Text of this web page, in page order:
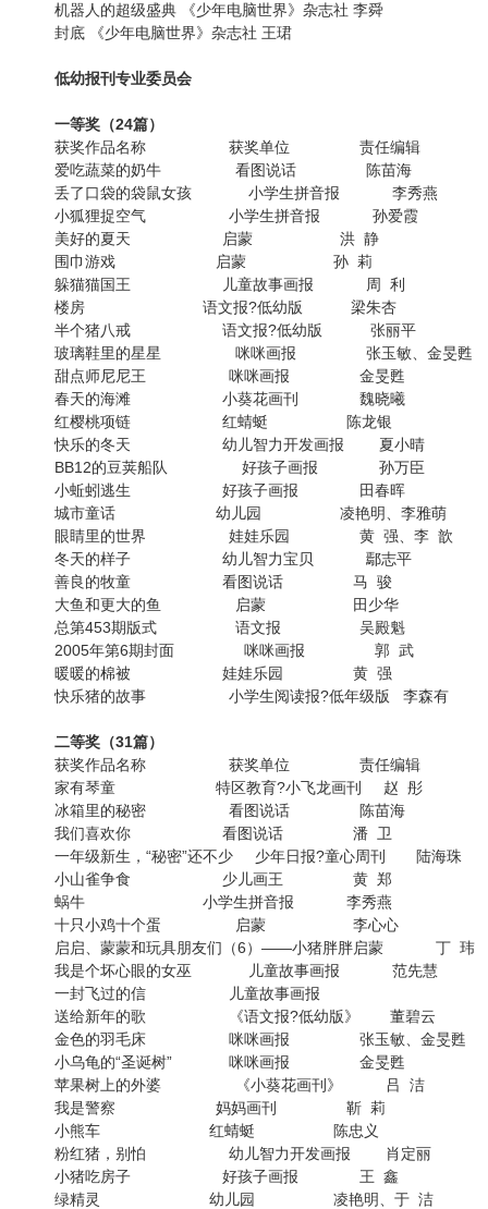
机器人的超级盛典 《少年电脑世界》杂志社 李舜
封底 《少年电脑世界》杂志社 王珺
低幼报刊专业委员会
一等奖（24篇）
获奖作品名称 获奖单位 责任编辑
爱吃蔬菜的奶牛 看图说话 陈苗海
丢了口袋的袋鼠女孩 小学生拼音报 李秀燕
小狐狸捉空气 小学生拼音报 孙爱霞
美好的夏天 启蒙 洪 静
围巾游戏 启蒙 孙 莉
躲猫猫国王 儿童故事画报 周 利
楼房 语文报?低幼版 梁朱杏
半个猪八戒 语文报?低幼版 张丽平
玻璃鞋里的星星 咪咪画报 张玉敏、金旻甦
甜点师尼尼王 咪咪画报 金旻甦
春天的海滩 小葵花画刊 魏晓曦
红樱桃项链 红蜻蜓 陈龙银
快乐的冬天 幼儿智力开发画报 夏小晴
BB12的豆荚船队 好孩子画报 孙万臣
小蚯蚓逃生 好孩子画报 田春晖
城市童话 幼儿园 凌艳明、李雅萌
眼睛里的世界 娃娃乐园 黄 强、李 歆
冬天的样子 幼儿智力宝贝 鄢志平
善良的牧童 看图说话 马 骏
大鱼和更大的鱼 启蒙 田少华
总第453期版式 语文报 吴殿魁
2005年第6期封面 咪咪画报 郭 武
暖暖的棉被 娃娃乐园 黄 强
快乐猪的故事 小学生阅读报?低年级版 李森有
二等奖（31篇）
获奖作品名称 获奖单位 责任编辑
家有琴童 特区教育?小飞龙画刊 赵 彤
冰箱里的秘密 看图说话 陈苗海
我们喜欢你 看图说话 潘 卫
一年级新生，“秘密”还不少 少年日报?童心周刊 陆海珠
小山雀争食 少儿画王 黄 郑
蜗牛 小学生拼音报 李秀燕
十只小鸡十个蛋 启蒙 李心心
启启、蒙蒙和玩具朋友们（6）——小猪胖胖启蒙 丁 玮
我是个坏心眼的女巫 儿童故事画报 范先慧
一封飞过的信 儿童故事画报
送给新年的歌 《语文报?低幼版》 董碧云
金色的羽毛床 咪咪画报 张玉敏、金旻甦
小乌龟的“圣诞树” 咪咪画报 金旻甦
苹果树上的外婆 《小葵花画刊》 吕 洁
我是警察 妈妈画刊 靳 莉
小熊车 红蜻蜓 陈忠义
粉红猪，别怕 幼儿智力开发画报 肖定丽
小猪吃房子 好孩子画报 王 鑫
绿精灵 幼儿园 凌艳明、于 洁